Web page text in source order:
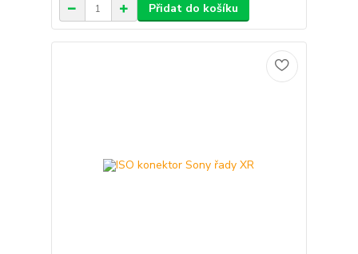
Přidat do košíku